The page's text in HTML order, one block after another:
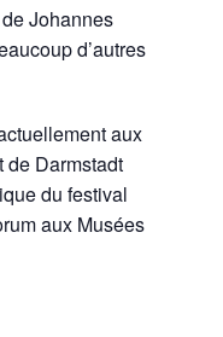
Johannes
d’autres
aux
de Darmstadt
du festival
aux Musées